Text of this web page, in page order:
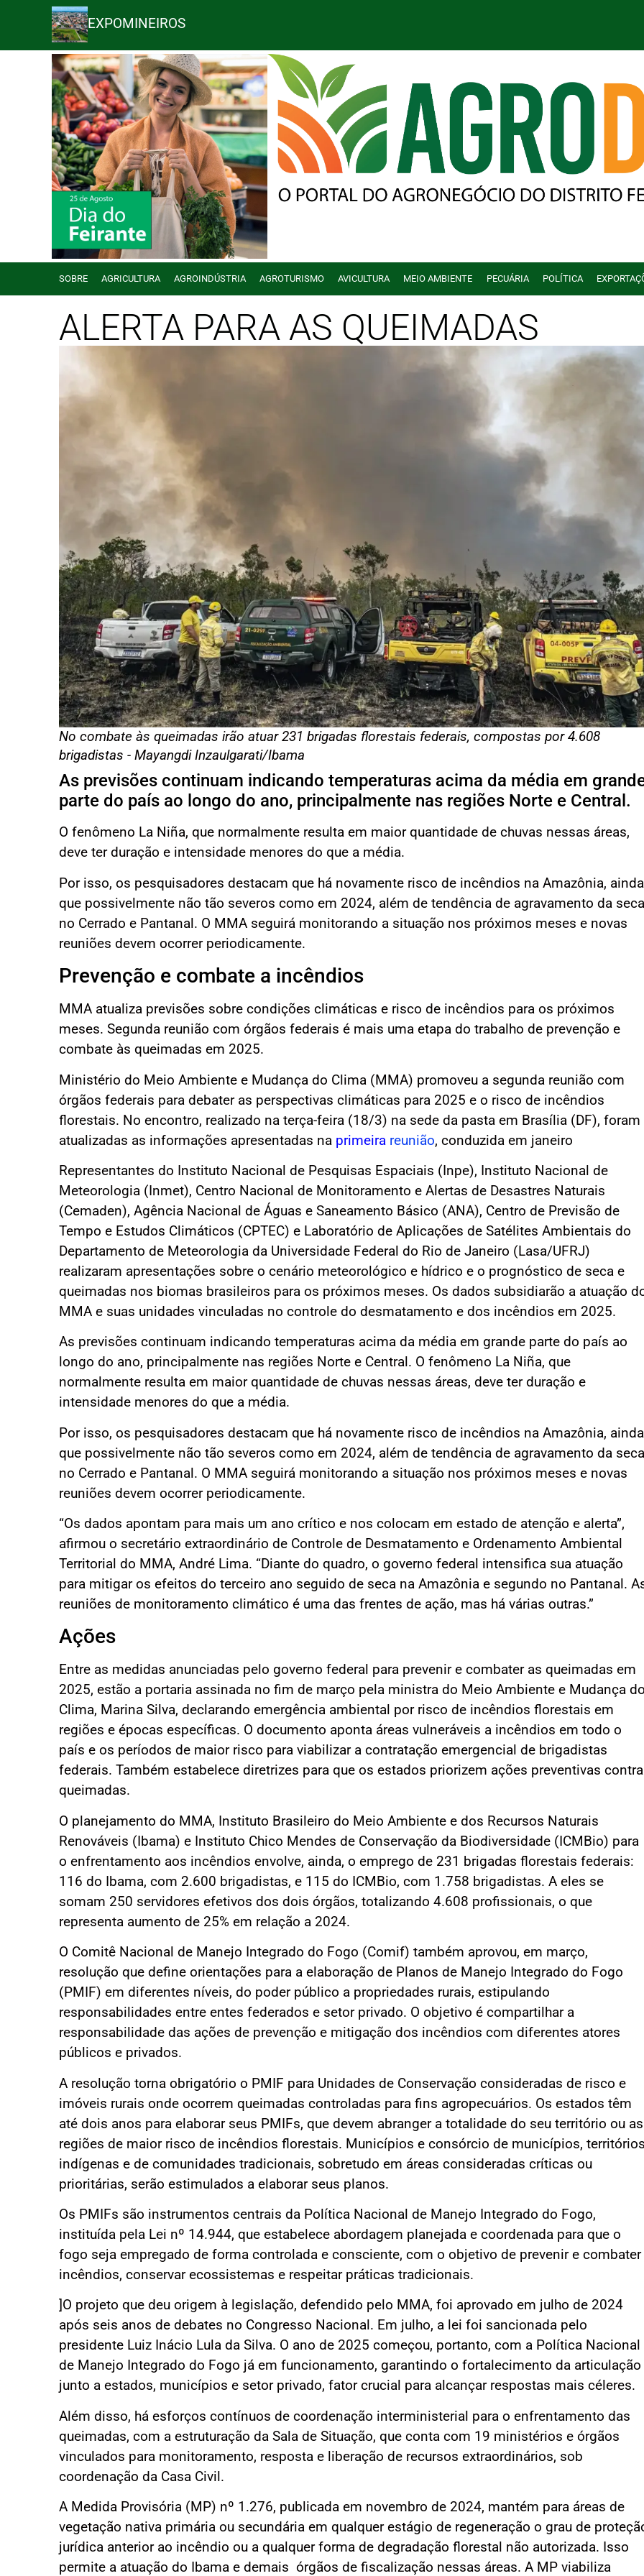
EXPOMINEIROS
SOBRE AGRICULTURA AGROINDÚSTRIA AGROTURISMO AVICULTURA MEIO AMBIENTE PECUÁRIA POLÍTICA
ALERTA PARA AS QUEIMADAS
No combate às queimadas irão atuar 231 brigadas florestais federais, compostas por 4.608
brigadistas - Mayangdi Inzaulgarati/Ibama
As previsões continuam indicando temperaturas acima da média em
parte do país ao longo do ano, principalmente nas regiões Norte e Central.
O fenômeno La Niña, que normalmente resulta em maior quantidade de chuvas nessas áreas,
deve ter duração e intensidade menores do que a média.
Por isso, os pesquisadores destacam que há novamente risco de incêndios na Amazônia, ainda
que possivelmente não tão severos como em 2024, além de tendência de agravamento da seca
no Cerrado e Pantanal. O MMA seguirá monitorando a situação nos próximos meses e novas
reuniões devem ocorrer periodicamente.
Prevenção e combate a incêndios
MMA atualiza previsões sobre condições climáticas e risco de incêndios para os próximos
meses. Segunda reunião com órgãos federais é mais uma etapa do trabalho de prevenção e
combate às queimadas em 2025.
Ministério do Meio Ambiente e Mudança do Clima (MMA) promoveu a segunda reunião com
órgãos federais para debater as perspectivas climáticas para 2025 e o risco de incêndios
florestais. No encontro, realizado na terça-feira (18/3) na sede da pasta em Brasília (DF), foram
atualizadas as informações apresentadas na primeira reunião, conduzida em janeiro
Representantes do Instituto Nacional de Pesquisas Espaciais (Inpe), Instituto Nacional de
Meteorologia (Inmet), Centro Nacional de Monitoramento e Alertas de Desastres Naturais
(Cemaden), Agência Nacional de Águas e Saneamento Básico (ANA), Centro de Previsão de
Tempo e Estudos Climáticos (CPTEC) e Laboratório de Aplicações de Satélites Ambientais do
Departamento de Meteorologia da Universidade Federal do Rio de Janeiro (Lasa/UFRJ)
realizaram apresentações sobre o cenário meteorológico e hídrico e o prognóstico de seca e
queimadas nos biomas brasileiros para os próximos meses. Os dados subsidiarão a atuação
MMA e suas unidades vinculadas no controle do desmatamento e dos incêndios em 2025.
As previsões continuam indicando temperaturas acima da média em grande parte do país ao
longo do ano, principalmente nas regiões Norte e Central. O fenômeno La Niña, que
normalmente resulta em maior quantidade de chuvas nessas áreas, deve ter duração e
intensidade menores do que a média.
Por isso, os pesquisadores destacam que há novamente risco de incêndios na Amazônia, ainda
que possivelmente não tão severos como em 2024, além de tendência de agravamento da seca
no Cerrado e Pantanal. O MMA seguirá monitorando a situação nos próximos meses e novas
reuniões devem ocorrer periodicamente.
“Os dados apontam para mais um ano crítico e nos colocam em estado de atenção e alerta”,
afirmou o secretário extraordinário de Controle de Desmatamento e Ordenamento Ambiental
Territorial do MMA, André Lima. “Diante do quadro, o governo federal intensifica sua atuação
para mitigar os efeitos do terceiro ano seguido de seca na Amazônia e segundo no Pantanal.
reuniões de monitoramento climático é uma das frentes de ação, mas há várias outras.”
Ações
Entre as medidas anunciadas pelo governo federal para prevenir e combater as queimadas em
2025, estão a portaria assinada no fim de março pela ministra do Meio Ambiente e Mudança do
Clima, Marina Silva, declarando emergência ambiental por risco de incêndios florestais em
regiões e épocas específicas. O documento aponta áreas vulneráveis a incêndios em todo o
país e os períodos de maior risco para viabilizar a contratação emergencial de brigadistas
federais. Também estabelece diretrizes para que os estados priorizem ações preventivas contra
queimadas.
O planejamento do MMA, Instituto Brasileiro do Meio Ambiente e dos Recursos Naturais
Renováveis (Ibama) e Instituto Chico Mendes de Conservação da Biodiversidade (ICMBio) para
o enfrentamento aos incêndios envolve, ainda, o emprego de 231 brigadas florestais federais:
116 do Ibama, com 2.600 brigadistas, e 115 do ICMBio, com 1.758 brigadistas. A eles se
somam 250 servidores efetivos dos dois órgãos, totalizando 4.608 profissionais, o que
representa aumento de 25% em relação a 2024.
O Comitê Nacional de Manejo Integrado do Fogo (Comif) também aprovou, em março,
resolução que define orientações para a elaboração de Planos de Manejo Integrado do Fogo
(PMIF) em diferentes níveis, do poder público a propriedades rurais, estipulando
responsabilidades entre entes federados e setor privado. O objetivo é compartilhar a
responsabilidade das ações de prevenção e mitigação dos incêndios com diferentes atores
públicos e privados.
A resolução torna obrigatório o PMIF para Unidades de Conservação consideradas de risco e
imóveis rurais onde ocorrem queimadas controladas para fins agropecuários. Os estados têm
até dois anos para elaborar seus PMIFs, que devem abranger a totalidade do seu território ou as
regiões de maior risco de incêndios florestais. Municípios e consórcio de municípios, territórios
indígenas e de comunidades tradicionais, sobretudo em áreas consideradas críticas ou
prioritárias, serão estimulados a elaborar seus planos.
Os PMIFs são instrumentos centrais da Política Nacional de Manejo Integrado do Fogo,
instituída pela Lei nº 14.944, que estabelece abordagem planejada e coordenada para que o
fogo seja empregado de forma controlada e consciente, com o objetivo de prevenir e combater
incêndios, conservar ecossistemas e respeitar práticas tradicionais.
]O projeto que deu origem à legislação, defendido pelo MMA, foi aprovado em julho de 2024
após seis anos de debates no Congresso Nacional. Em julho, a lei foi sancionada pelo
presidente Luiz Inácio Lula da Silva. O ano de 2025 começou, portanto, com a Política Nacional
de Manejo Integrado do Fogo já em funcionamento, garantindo o fortalecimento da articulação
junto a estados, municípios e setor privado, fator crucial para alcançar respostas mais céleres.
Além disso, há esforços contínuos de coordenação interministerial para o enfrentamento das
queimadas, com a estruturação da Sala de Situação, que conta com 19 ministérios e órgãos
vinculados para monitoramento, resposta e liberação de recursos extraordinários, sob
coordenação da Casa Civil.
A Medida Provisória (MP) nº 1.276, publicada em novembro de 2024, mantém para áreas de
vegetação nativa primária ou secundária em qualquer estágio de regeneração o grau de
jurídica anterior ao incêndio ou a qualquer forma de degradação florestal não autorizada. Isso
permite a atuação do Ibama e demais órgãos de fiscalização nessas áreas. A MP viabiliza